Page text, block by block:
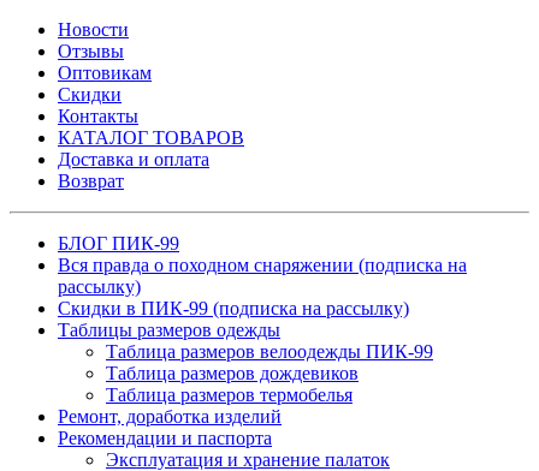
Новости
Отзывы
Оптовикам
Скидки
Контакты
КАТАЛОГ ТОВАРОВ
Доставка и оплата
Возврат
БЛОГ ПИК-99
Вся правда о походном снаряжении (подписка на
рассылку)
Скидки в ПИК-99 (подписка на рассылку)
Таблицы размеров одежды
Таблица размеров велоодежды ПИК-99
Таблица размеров дождевиков
Таблица размеров термобелья
Ремонт, доработка изделий
Рекомендации и паспорта
Эксплуатация и хранение палаток